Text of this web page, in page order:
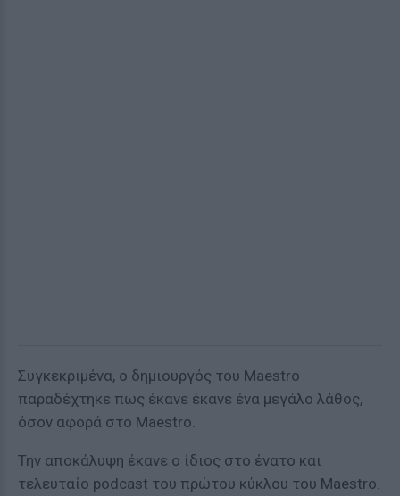
Συγκεκριμένα, ο δημιουργός του Maestro
παραδέχτηκε πως έκανε έκανε ένα μεγάλο λάθος,
όσον αφορά στο Maestro.
Την αποκάλυψη έκανε ο ίδιος στο ένατο και
τελευταίο podcast του πρώτου κύκλου του Μaestro.